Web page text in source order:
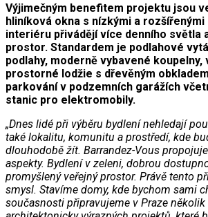
Výjimečným benefitem projektu jsou
hliníková okna s nízkými a
interiéru přivádějí více denního světla
prostor. Standardem je podlahové
podlahy, moderně vybavené
prostorné lodžie s dřevěným
parkování v podzemních garážích
stanic pro elektromobily.
„Dnes lidé při výběru bydlení nehledají
také lokalitu, komunitu a prostředí, kde
dlouhodobě žít. Barrandez-Vous
aspekty. Bydlení v zeleni, dobrou
promyšlený veřejný prostor. Právě tento
smysl. Stavíme domy, kde bychom sami
současnosti připravujeme v Praze několik